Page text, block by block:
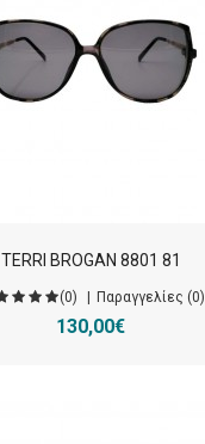
TERRI BROGAN 8801 81
(0) Παραγγελίες (0)
130,00€